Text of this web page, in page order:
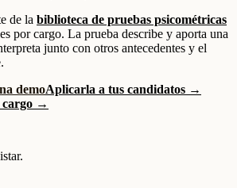
de la biblioteca de pruebas psicométricas
por cargo. La prueba describe y aporta una
junto con otros antecedentes y el
demoAplicarla a tus candidatos →
cargo →